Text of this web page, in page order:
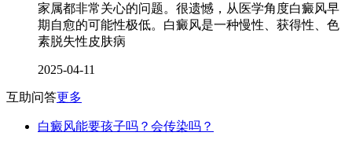
家属都非常关心的问题。很遗憾，从医学角度白癜风早
期自愈的可能性极低。白癜风是一种慢性、获得性、色
素脱失性皮肤病
2025-04-11
互助问答更多
白癜风能要孩子吗？会传染吗？